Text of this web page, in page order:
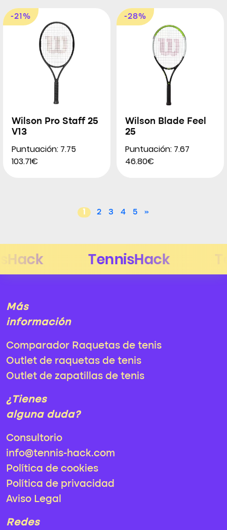
-21%
Wilson Pro Staff 25
V13
Puntuación: 7.75
103.71€
-28%
Wilson Blade Feel
25
Puntuación: 7.67
46.80€
1 2 3 4 5 »
Más
información
Comparador Raquetas de tenis
Outlet de raquetas de tenis
Outlet de zapatillas de tenis
¿Tienes
alguna duda?
Consultorio
info@tennis-hack.com
Política de cookies
Política de privacidad
Aviso Legal
Redes